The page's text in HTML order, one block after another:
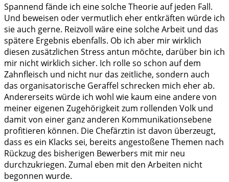
Spannend fände ich eine solche Theorie auf jeden Fall.
Und beweisen oder vermutlich eher entkräften würde ich
sie auch gerne. Reizvoll wäre eine solche Arbeit und das
spätere Ergebnis ebenfalls. Ob ich aber mir wirklich
diesen zusätzlichen Stress antun möchte, darüber bin ich
mir nicht wirklich sicher. Ich rolle so schon auf dem
Zahnfleisch und nicht nur das zeitliche, sondern auch
das organisatorische Geraffel schrecken mich eher ab.
Andererseits würde ich wohl wie kaum eine andere von
meiner eigenen Zugehörigkeit zum rollenden Volk und
damit von einer ganz anderen Kommunikationsebene
profitieren können. Die Chefärztin ist davon überzeugt,
dass es ein Klacks sei, bereits angestoßene Themen nach
Rückzug des bisherigen Bewerbers mit mir neu
durchzukriegen. Zumal eben mit den Arbeiten nicht
begonnen wurde.